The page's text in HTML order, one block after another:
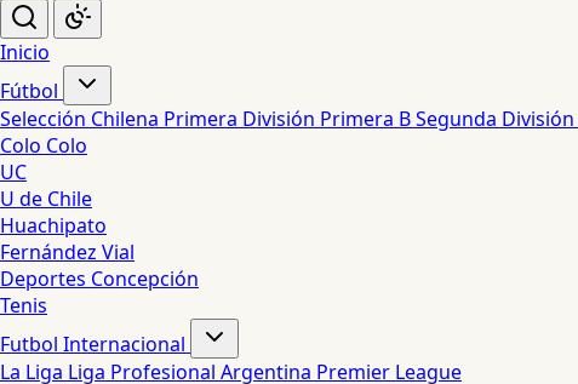
Inicio
Fútbol
Selección Chilena Primera División Primera BSegunda División
Colo Colo
UC
U de Chile
Huachipato
Fernández Vial
Deportes Concepción
Tenis
Futbol Internacional
La Liga Liga Profesional Argentina Premier League